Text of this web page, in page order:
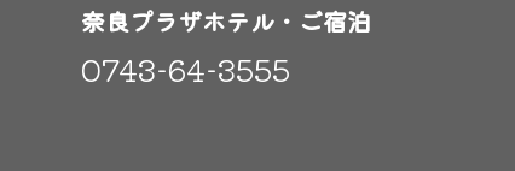
奈良プラザホテル・ご宿泊
0743-64-3555